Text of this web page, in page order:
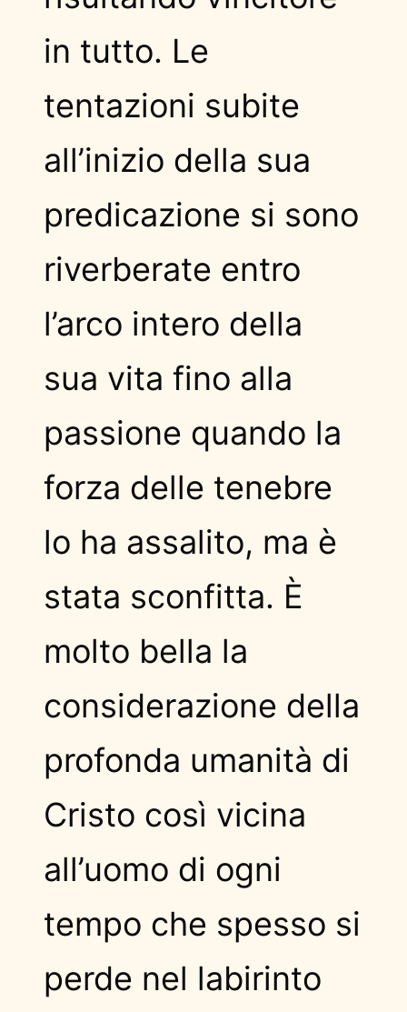
in tutto. Le
tentazioni subite
all’inizio della sua
predicazione si sono
riverberate entro
l’arco intero della
sua vita fino alla
passione quando la
forza delle tenebre
lo ha assalito, ma è
stata sconfitta. È
molto bella la
considerazione della
profonda umanità di
Cristo così vicina
all’uomo di ogni
tempo che spesso si
perde nel labirinto